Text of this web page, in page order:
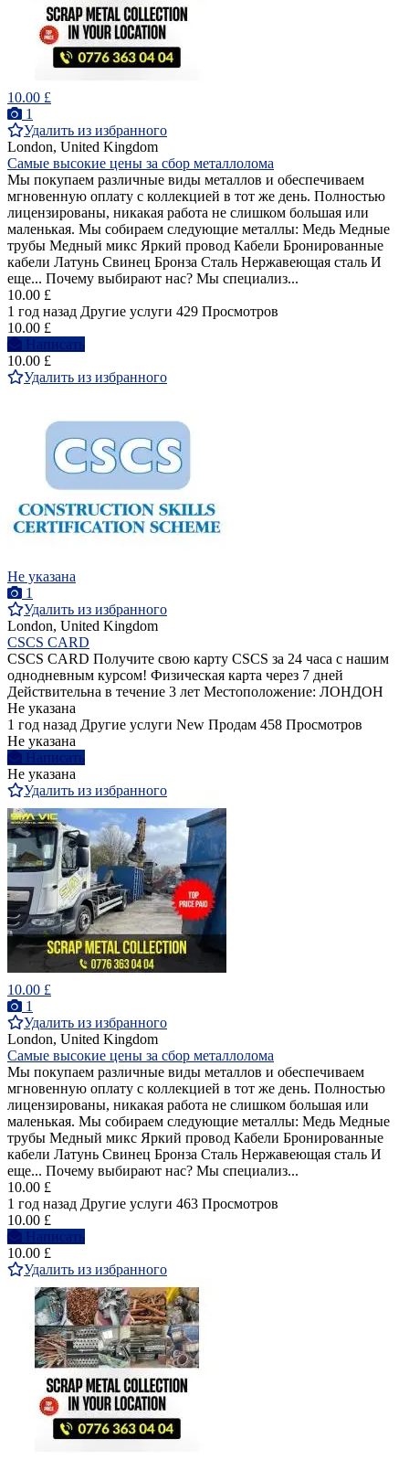
10.00 £
1
Удалить из избранного
London, United Kingdom
Самые высокие цены за сбор металлолома
Мы покупаем различные виды металлов и обеспечиваем
мгновенную оплату с коллекцией в тот же день. Полностью
лицензированы, никакая работа не слишком большая или
маленькая. Мы собираем следующие металлы: Медь Медные
трубы Медный микс Яркий провод Кабели Бронированные
кабели Латунь Свинец Бронза Сталь Нержавеющая сталь И
еще... Почему выбирают нас? Мы специализ...
10.00 £
1 год назад Другие услуги 429 Просмотров
10.00 £
Написать
10.00 £
Удалить из избранного
Не указана
1
Удалить из избранного
London, United Kingdom
CSCS CARD
CSCS CARD Получите свою карту CSCS за 24 часа с нашим
однодневным курсом! Физическая карта через 7 дней
Действительна в течение 3 лет Местоположение: ЛОНДОН
Не указана
1 год назад Другие услуги New Продам 458 Просмотров
Не указана
Написать
Не указана
Удалить из избранного
10.00 £
1
Удалить из избранного
London, United Kingdom
Самые высокие цены за сбор металлолома
Мы покупаем различные виды металлов и обеспечиваем
мгновенную оплату с коллекцией в тот же день. Полностью
лицензированы, никакая работа не слишком большая или
маленькая. Мы собираем следующие металлы: Медь Медные
трубы Медный микс Яркий провод Кабели Бронированные
кабели Латунь Свинец Бронза Сталь Нержавеющая сталь И
еще... Почему выбирают нас? Мы специализ...
10.00 £
1 год назад Другие услуги 463 Просмотров
10.00 £
Написать
10.00 £
Удалить из избранного